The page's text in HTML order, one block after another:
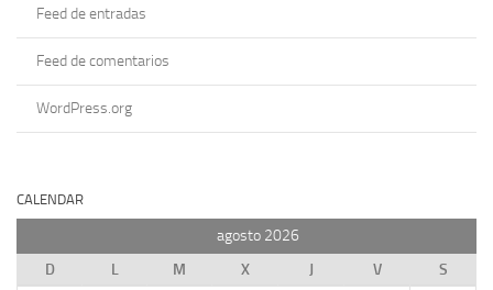
Feed de entradas
Feed de comentarios
WordPress.org
CALENDAR
agosto 2026
D
L M X J V
S